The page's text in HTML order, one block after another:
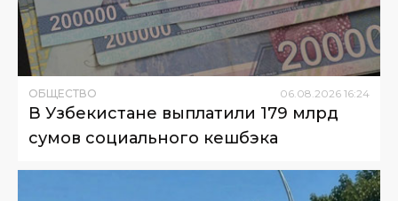
ОБЩЕСТВО 06.08.2026 16:24
В Узбекистане выплатили 179 млрд
сумов социального кешбэка